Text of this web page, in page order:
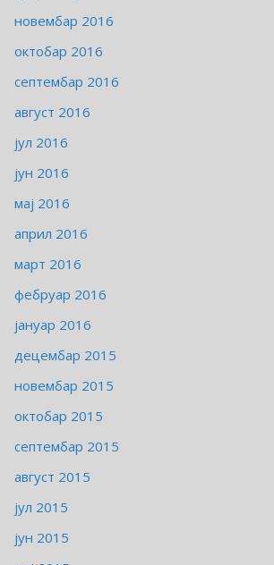
новембар 2016
октобар 2016
септембар 2016
август 2016
јул 2016
јун 2016
мај 2016
април 2016
март 2016
фебруар 2016
јануар 2016
децембар 2015
новембар 2015
октобар 2015
септембар 2015
август 2015
јул 2015
јун 2015